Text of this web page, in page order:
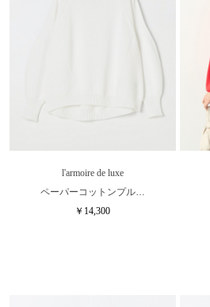
l'armoire de luxe
ペーパーコットンプル…
￥14,300